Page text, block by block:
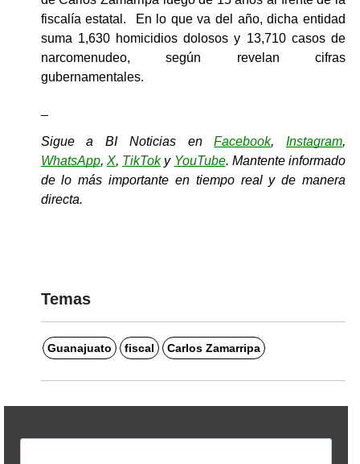
fiscalía estatal.  En lo que va del año, dicha entidad
suma 1,630 homicidios dolosos y 13,710 casos de
narcomenudeo, según revelan cifras
gubernamentales.
Sigue a BI Noticias en Facebook, Instagram,
WhatsApp, X, TikTok y YouTube. Mantente informado
de lo más importante en tiempo real y de manera
directa.
Temas
Guanajuato fiscal Carlos Zamarripa